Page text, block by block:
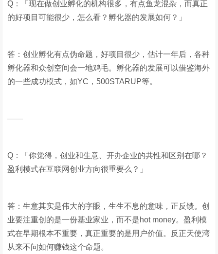
Q：「现在做创业孵化的机构很多，有点鱼龙混杂，而真正
的好项目可能很少，怎么看？孵化器的发展如何？」
答：创业孵化有点伪命题，好项目很少，估计一年后，各种
孵化器和众创空间会一地鸡毛。孵化器的发展可以借鉴海外
的一些成功模式，如YC，500STARUP等。
——
Q：「你觉得，创业和生意、开办企业的共性和区别在哪？
盈利模式在互联网创业方向很重要么？」
答：生意其实是伟大的字眼，生生不息的意味，正反馈。创
业要注重创的是一份基业家业，而不是hot money。盈利模
式在早期根本不重要，真正重要的是用户价值。反正天使湾
从来不问如何赚钱这个命题。